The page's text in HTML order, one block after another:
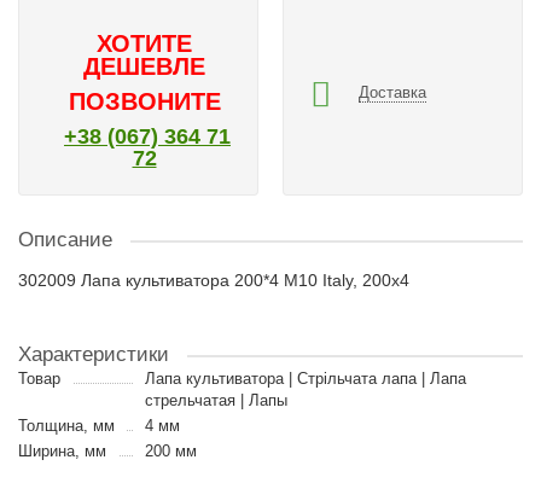
ХОТИТЕ
ДЕШЕВЛЕ
ПОЗВОНИТЕ
+38 (067) 364 71
72
Доставка
Описание
302009 Лапа культиватора 200*4 M10 Italy, 200x4
Характеристики
Товар
Лапа культиватора | Стрільчата лапа | Лапа
стрельчатая | Лапы
Толщина, мм
4 мм
Ширина, мм
200 мм